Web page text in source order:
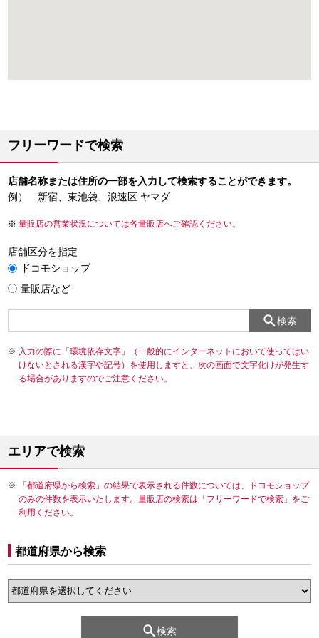
フリーワードで検索
店舗名称または住所の一部を入力して検索することができます。
例） 新宿、東池袋、浪速区 ヤマダ
量販店の営業状況については各量販店へご確認ください。
店舗区分を指定
ドコモショップ
量販店など
検索
入力の際に「環境依存文字」（一般的にインターネットにおいて使ってはい
けないとされる漢字や記号）を使用しますと、次の画面で文字化けが発生す
る場合がありますのでご注意ください。
エリアで検索
「都道府県から検索」の結果で表示される件数については、ドコモショップ
のみの件数を表示いたします。量販店の検索は「フリーワードで検索」をご
利用ください。
都道府県から検索
検索